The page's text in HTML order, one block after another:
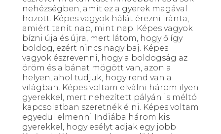
nehézségben, amit ez a gyerek magával
hozott. Képes vagyok hálát érezni iránta,
amiért tanít nap, mint nap. Képes vagyok
bízni úja és újra, mert látom, hogy ő így
boldog, ezért nincs nagy baj. Képes
vagyok észrevenni, hogy a boldogság az
öröm és a bánat mögött van, azon a
helyen, ahol tudjuk, hogy rend van a
világban. Képes voltam elválni három ilyen
gyerekkel, mert nehezített pályán is méltó
kapcsolatban szeretnék élni. Képes voltam
egyedül elmenni Indiába három kis
gyerekkel, hogy esélyt adjak egy jobb